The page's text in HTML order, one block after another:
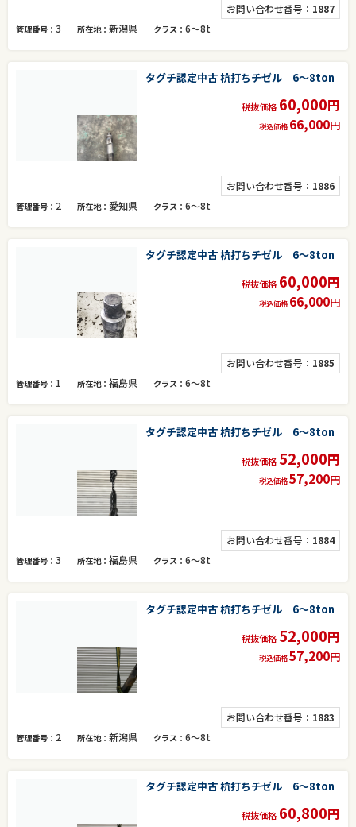
お問い合わせ番号： 1887
管理番号 3 所在地 新潟県 クラス 6～8t
タグチ認定中古 杭打ちチゼル 6～8ton
税抜価格 60,000円
税込価格 66,000円
お問い合わせ番号： 1886
管理番号 2 所在地 愛知県 クラス 6～8t
タグチ認定中古 杭打ちチゼル 6～8ton
税抜価格 60,000円
税込価格 66,000円
お問い合わせ番号： 1885
管理番号 1 所在地 福島県 クラス 6～8t
タグチ認定中古 杭打ちチゼル 6～8ton
税抜価格 52,000円
税込価格57,200円
お問い合わせ番号： 1884
管理番号 3 所在地 福島県 クラス 6～8t
タグチ認定中古 杭打ちチゼル 6～8ton
税抜価格 52,000円
税込価格57,200円
お問い合わせ番号： 1883
管理番号 2 所在地 新潟県 クラス 6～8t
タグチ認定中古 杭打ちチゼル 6～8ton
税抜価格 60,800円